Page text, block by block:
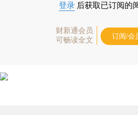
登录 后获取已订阅的
财新通会员
可畅读全文
订阅/会